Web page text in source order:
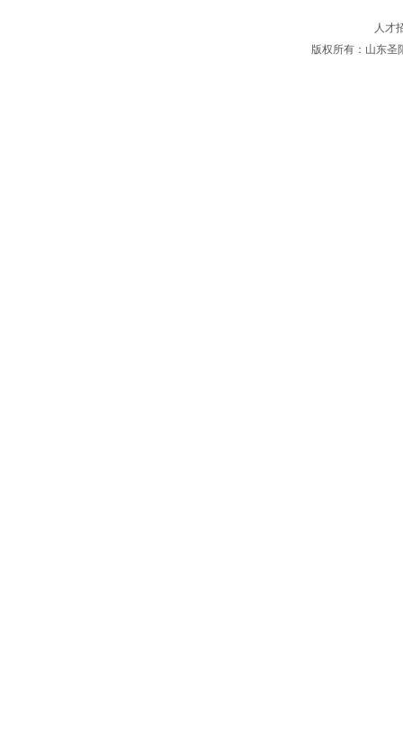
人才
版权所有：山东